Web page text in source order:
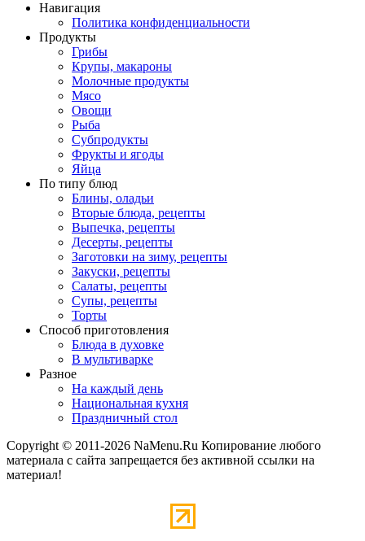
Навигация
Политика конфиденциальности
Продукты
Грибы
Крупы, макароны
Молочные продукты
Мясо
Овощи
Рыба
Субпродукты
Фрукты и ягоды
Яйца
По типу блюд
Блины, оладьи
Вторые блюда, рецепты
Выпечка, рецепты
Десерты, рецепты
Заготовки на зиму, рецепты
Закуски, рецепты
Салаты, рецепты
Супы, рецепты
Торты
Способ приготовления
Блюда в духовке
В мультиварке
Разное
На каждый день
Национальная кухня
Праздничный стол
Copyright © 2011-2026 NaMenu.Ru Копирование любого
материала с сайта запрещается без активной ссылки на
материал!